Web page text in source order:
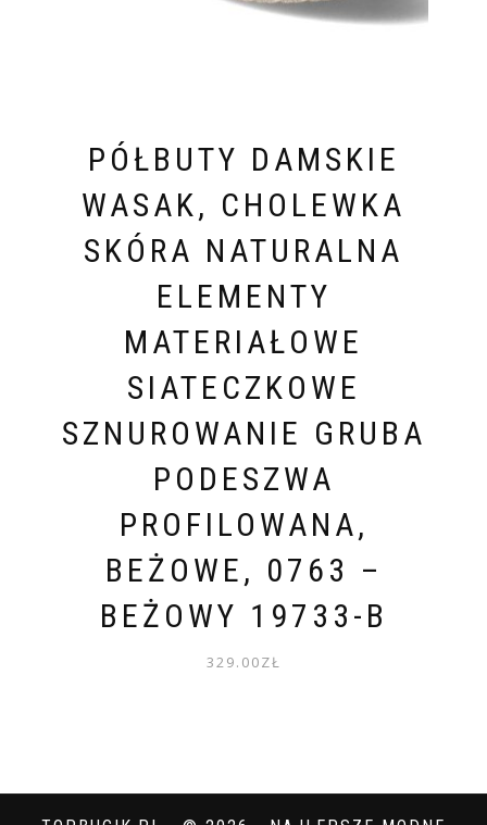
PÓŁBUTY DAMSKIE
WASAK, CHOLEWKA
SKÓRA NATURALNA
ELEMENTY
MATERIAŁOWE
SIATECZKOWE
SZNUROWANIE GRUBA
PODESZWA
PROFILOWANA,
BEŻOWE, 0763 –
BEŻOWY 19733-B
329.00ZŁ